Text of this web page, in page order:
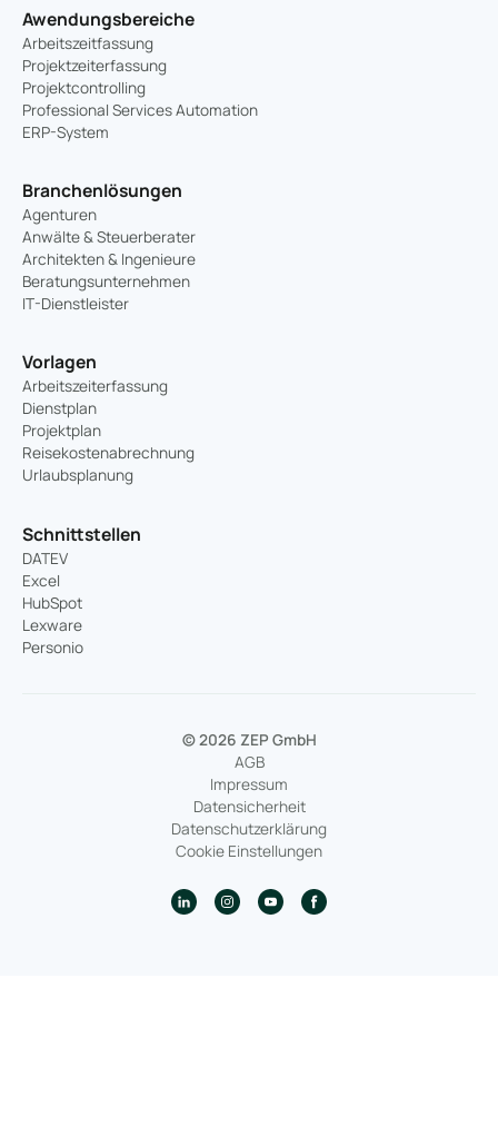
Awendungsbereiche
Arbeitszeitfassung
Projektzeiterfassung
Projektcontrolling
Professional Services Automation
ERP-System
Branchenlösungen
Agenturen
Anwälte & Steuerberater
Architekten & Ingenieure
Beratungsunternehmen
IT-Dienstleister
Vorlagen
Arbeitszeiterfassung
Dienstplan
Projektplan
Reisekostenabrechnung
Urlaubsplanung
Schnittstellen
DATEV
Excel
HubSpot
Lexware
Personio
© 2026 ZEP GmbH
AGB
Impressum
Datensicherheit
Datenschutzerklärung
Cookie Einstellungen